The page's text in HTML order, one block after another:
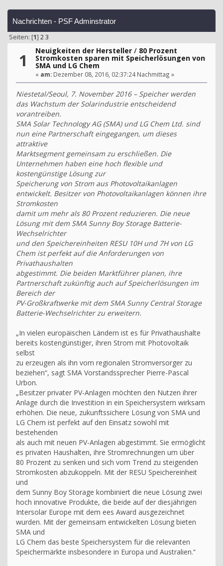
Nachrichten - PSF Adminstrator
Seiten: [1] 2 3
1 Neuigkeiten der Hersteller / 80 Prozent
Stromkosten sparen mit Speicherlösungen von
SMA und LG Chem
« am: Dezember 08, 2016, 02:37:24 Nachmittag »
Niestetal/Seoul, 7. November 2016 – Speicher werden
das Wachstum der Solarindustrie entscheidend
vorantreiben.
SMA Solar Technology AG (SMA) und LG Chem Ltd. sind
nun eine Partnerschaft eingegangen, um dieses
attraktive
Marktsegment gemeinsam zu erschließen. Die
Unternehmen haben eine hoch flexible und
kostengünstige Lösung zur
Speicherung von Strom aus Photovoltaikanlagen
entwickelt. Besitzer von Photovoltaikanlagen können ihre
Stromkosten
damit um mehr als 80 Prozent reduzieren. Die neue
Lösung mit dem SMA Sunny Boy Storage Batterie-
Wechselrichter
und den Speichereinheiten RESU 10H und 7H von LG
Chem ist perfekt auf die Anforderungen von
Privathaushalten
abgestimmt. Die beiden Marktführer planen, ihre
Partnerschaft zukünftig auch auf Speicherlösungen im
Bereich der
PV-Großkraftwerke mit dem SMA Sunny Central Storage
Batterie-Wechselrichter zu erweitern.
„In vielen europäischen Ländern ist es für Privathaushalte
bereits kostengünstiger, ihren Strom mit Photovoltaik
selbst
zu erzeugen als ihn vom regionalen Stromversorger zu
beziehen“, sagt SMA Vorstandssprecher Pierre-Pascal
Urbon.
„Besitzer privater PV-Anlagen möchten den Nutzen ihrer
Anlage durch die Investition in ein Speichersystem wirksam
erhöhen. Die neue, zukunftssichere Lösung von SMA und
LG Chem ist perfekt auf den Einsatz sowohl mit
bestehenden
als auch mit neuen PV-Anlagen abgestimmt. Sie ermöglicht
es privaten Haushalten, ihre Stromrechnungen um über
80 Prozent zu senken und sich vom Trend zu steigenden
Stromkosten abzukoppeln. Mit der RESU Speichereinheit
und
dem Sunny Boy Storage kombiniert die neue Lösung zwei
hoch innovative Produkte, die beide auf der diesjährigen
Intersolar Europe mit dem ees Award ausgezeichnet
wurden. Mit der gemeinsam entwickelten Lösung bieten
SMA und
LG Chem das beste Speichersystem für die relevanten
Speichermärkte insbesondere in Europa und Australien.“